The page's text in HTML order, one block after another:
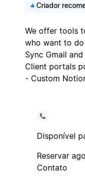
Criador
We offer tools
who want to
Sync Gmail
Client portals
- Custom
Disponível
Reservar
Contato